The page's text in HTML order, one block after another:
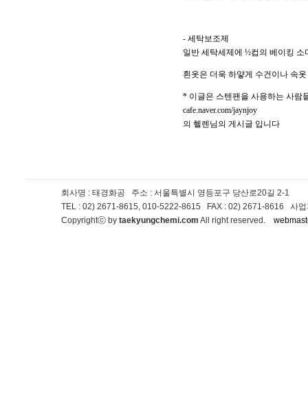
- 세탁보조제
일반 세탁세제에 ½컵의 베이킹 소
흰옷은 더욱 하얗게 수건이나 속
* 이글은 스텐팬을 사용하는 사람
cafe.naver.com/jaynjoy
의 헬렌님의 게시글 입니다
회사명 : 태경화공
주소 : 서울특별시 영등포구 당산로20길 2-1
TEL : 02) 2671-8615, 010-5222-8615 FAX : 02) 2671-8616 사
Copyrightⓒ bytaekyungchemi.com All right reserved.